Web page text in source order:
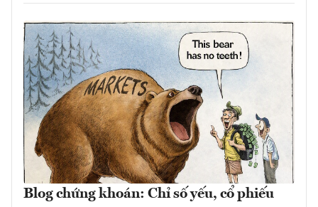
Blog chứng khoán: Chỉ số yếu, cổ phiếu